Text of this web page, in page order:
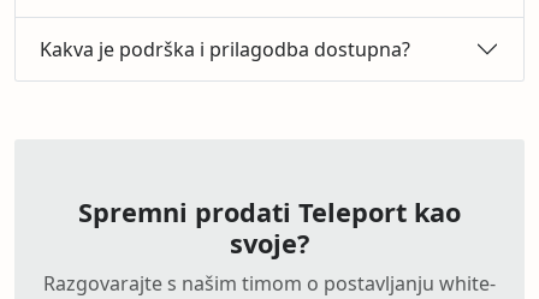
Kakva je podrška i prilagodba dostupna?
Spremni prodati Teleport kao
svoje?
Razgovarajte s našim timom o postavljanju white-